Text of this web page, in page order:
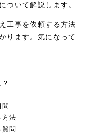
ついて解説します。
工事を依頼する方法
ります。気になって
方法
問